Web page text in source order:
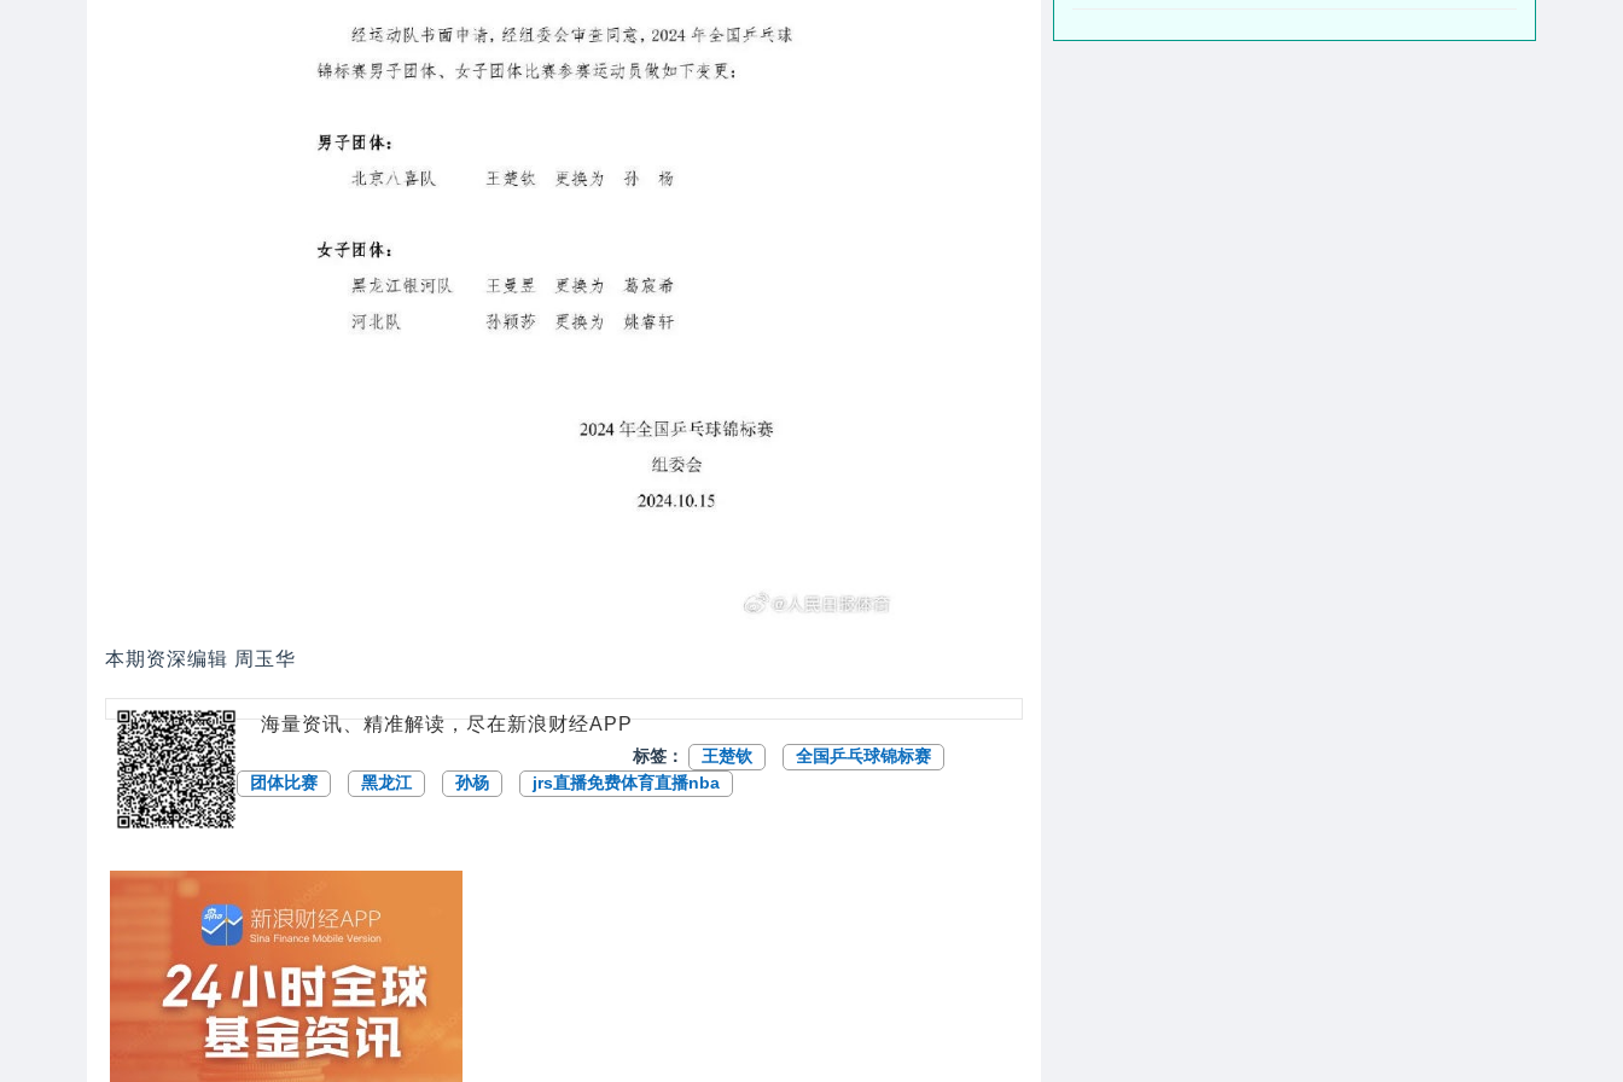
本期资深编辑 周玉华
海量资讯、精准解读，尽在新浪财经APP
标签： 王楚钦
全国乒乓球锦标赛
团体比赛
黑龙江 孙杨 jrs直播免费体育直播nba